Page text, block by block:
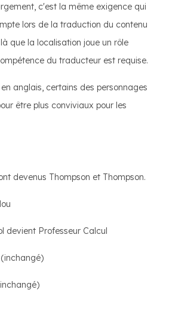
c'est la même exigence qui
lors de la traduction du contenu
que la localisation joue un rôle
du traducteur est requise.
anglais, certains des personnages
être plus conviviaux pour les
devenus Thompson et Thompson.
devient Professeur Calcul